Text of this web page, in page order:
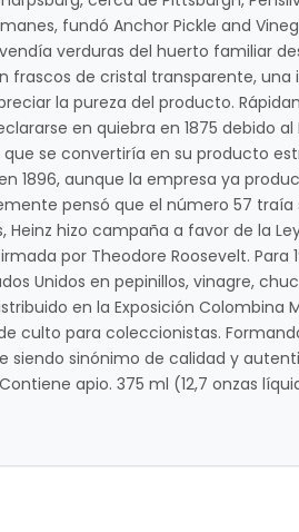
fundó Anchor Pickle and
verduras del huerto familiar
frascos de cristal transparente, una
la pureza del producto.
en quiebra en 1875 debido al
se convertiría en su producto
1896, aunque la empresa ya
pensó que el número 57 traía
hizo campaña a favor de la
por Theodore Roosevelt. Para
Unidos en pepinillos, vinagre,
en la Exposición Colombina
culto para coleccionistas.
siendo sinónimo de calidad y
apio. 375 ml (12,7 onzas